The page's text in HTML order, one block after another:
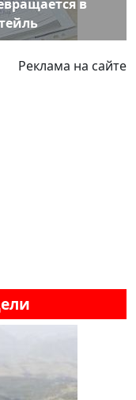
в
Реклама на сайте